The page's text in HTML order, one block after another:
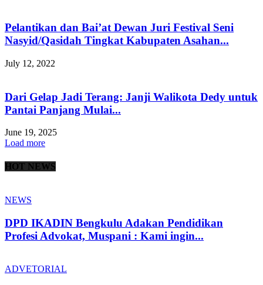
Pelantikan dan Bai’at Dewan Juri Festival Seni
Nasyid/Qasidah Tingkat Kabupaten Asahan...
July 12, 2022
Dari Gelap Jadi Terang: Janji Walikota Dedy untuk
Pantai Panjang Mulai...
June 19, 2025
Load more
HOT NEWS
NEWS
DPD IKADIN Bengkulu Adakan Pendidikan
Profesi Advokat, Muspani : Kami ingin...
ADVETORIAL